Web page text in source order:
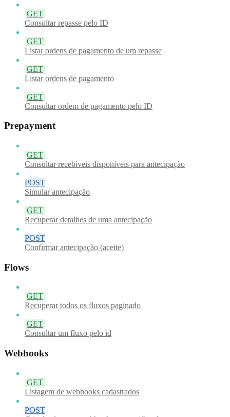
GET
Consultar repasse pelo ID
GET
Listar ordens de pagamento de um repasse
GET
Listar ordens de pagamento
GET
Consultar ordem de pagamento pelo ID
Prepayment
GET
Consultar recebíveis disponíveis para antecipação
POST
Simular antecipação
GET
Recuperar detalhes de uma antecipação
POST
Confirmar antecipação (aceite)
Flows
GET
Recuperar todos os fluxos paginado
GET
Consultar um fluxo pelo id
Webhooks
GET
Listagem de webhooks cadastrados
POST